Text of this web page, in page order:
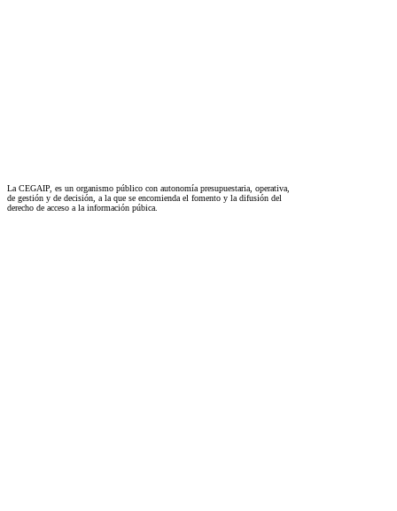
La CEGAIP, es un organismo público con autonomía presupuestaria, operativa,
de gestión y de decisión, a la que se encomienda el fomento y la difusión del
derecho de acceso a la información púbica.